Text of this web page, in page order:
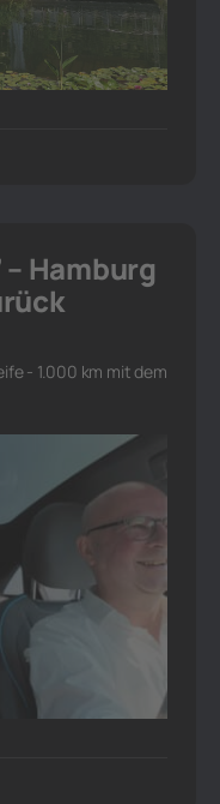
– Hamburg
- 1.000 km mit dem